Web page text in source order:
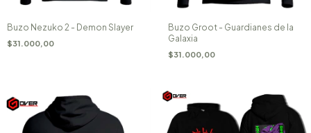
Buzo Nezuko 2 - Demon Slayer
$31.000,00
Buzo Groot - Guardianes de la
Galaxia
$31.000,00